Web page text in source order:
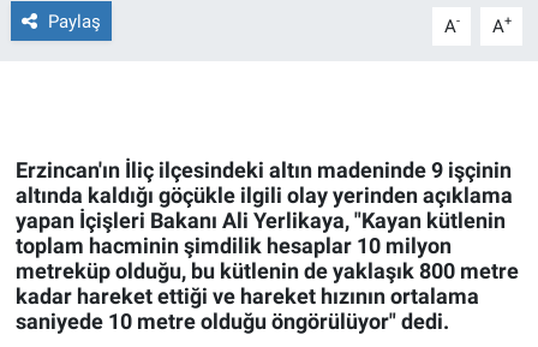
Paylaş A- A+
Erzincan'ın İliç ilçesindeki altın madeninde 9 işçinin
altında kaldığı göçükle ilgili olay yerinden açıklama
yapan İçişleri Bakanı Ali Yerlikaya, "Kayan kütlenin
toplam hacminin şimdilik hesaplar 10 milyon
metreküp olduğu, bu kütlenin de yaklaşık 800 metre
kadar hareket ettiği ve hareket hızının ortalama
saniyede 10 metre olduğu öngörülüyor" dedi.
Forum
Gün Bitiyor
Gün Ortası
Gündem Özel